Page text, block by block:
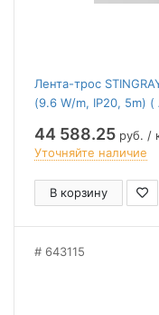
Лента-трос
(9.6 W/m, IP20, 5m)
44 588.25 руб. /
Уточняйте наличие
В корзину
643115